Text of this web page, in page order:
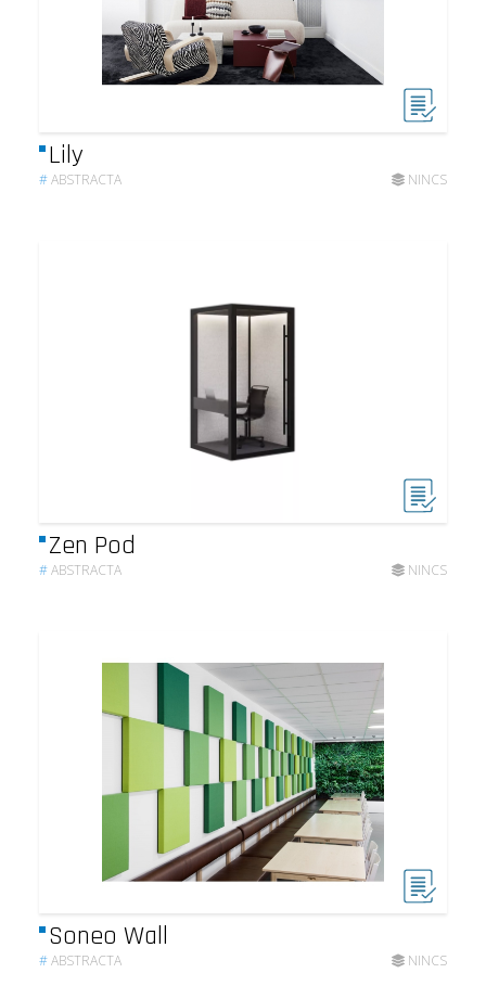
Lily
#ABSTRACTA NINCS
Zen Pod
#ABSTRACTA NINCS
Soneo Wall
#ABSTRACTA NINCS